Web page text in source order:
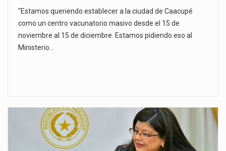
"Estamos queriendo establecer a la ciudad de Caacupé
como un centro vacunatorio masivo desde el 15 de
noviembre al 15 de diciembre. Estamos pidiendo eso al
Ministerio…